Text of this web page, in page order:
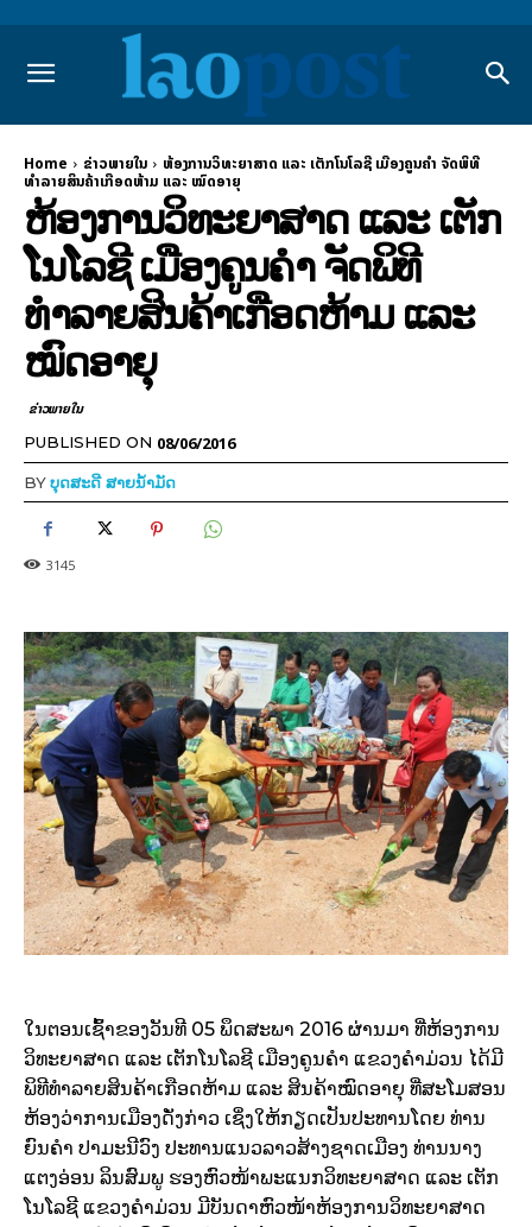
Home ຂ່າວພາຍ​ໃນ
ຫ້ອງການວິທະຍາສາດ ແລະ ເຕັກໂນໂລຊີ ເມືອງຄູນຄຳ ຈັດພິທີ
ທຳລາຍສິນຄ້າເກືອດຫ້າມ ແລະ ໝົດອາຍຸ
ຫ້ອງການວິທະຍາສາດ ແລະ ເຕັກ
ໂນໂລຊີ ເມືອງຄູນຄຳ ຈັດພິທີ
ທຳລາຍສິນຄ້າເກືອດຫ້າມ ແລະ
ໝົດອາຍຸ
ຂ່າວພາຍ​ໃນ
PUBLISHED ON 08/06/2016
BYບຸດສະດີ ສາຍນ້ຳມັດ
3145
ໃນຕອນເຊົ້າຂອງວັນທີ 05 ພຶດສະພາ 2016 ຜ່ານມາ ທີ່ຫ້ອງການ
ວິທະຍາສາດ ແລະ ເຕັກໂນໂລຊີ ເມືອງຄູນຄໍາ ແຂວງຄໍາມ່ວນ ໄດ້ມີ
ພິທີທຳລາຍສິນຄ້າເກືອດຫ້າມ ແລະ ສິນຄ້າໝົດອາຍຸ ທີ່ສະໂມສອນ
ຫ້ອງວ່າການເມືອງດັ່ງກ່າວ ເຊິ່ງໃຫ້ກຽດເປັນປະທານໂດຍ ທ່ານ
ຍົນຄຳ ປາມະນີວົງ ປະທານແນວລາວສ້າງຊາດເມືອງ ທ່ານນາງ
ແຕງອ່ອນ ລິນສົມພູ ຮອງຫົວໜ້າພະແນກວິທະຍາສາດ ແລະ ເຕັກ
ໂນໂລຊີ ແຂວງຄຳມ່ວນ ມີບັນດາຫົວໜ້າຫ້ອງການວິທະຍາສາດ